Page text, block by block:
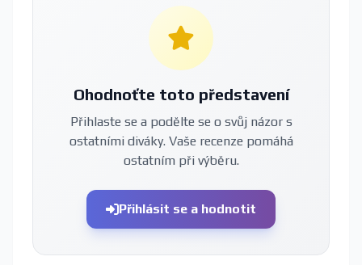
Ohodnoťte toto představení
Přihlaste se a podělte se o svůj názor s
ostatními diváky. Vaše recenze pomáhá
ostatním při výběru.
Přihlásit se a hodnotit